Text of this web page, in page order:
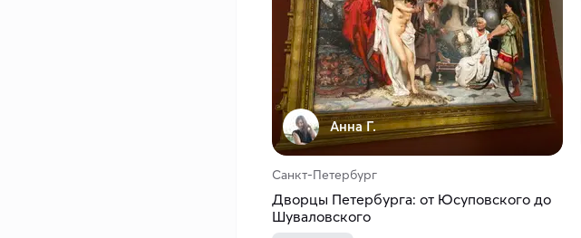
Анна Г.
Санкт-Петербург
Дворцы Петербурга: от Юсуповского до
Шуваловского